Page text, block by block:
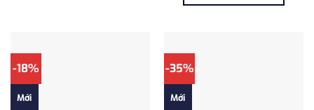
-18%
Mới
-35%
Mới